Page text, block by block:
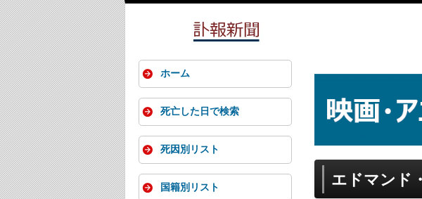
エドマンド
ホーム
死亡した日で検索
死因別リスト
国籍別リスト